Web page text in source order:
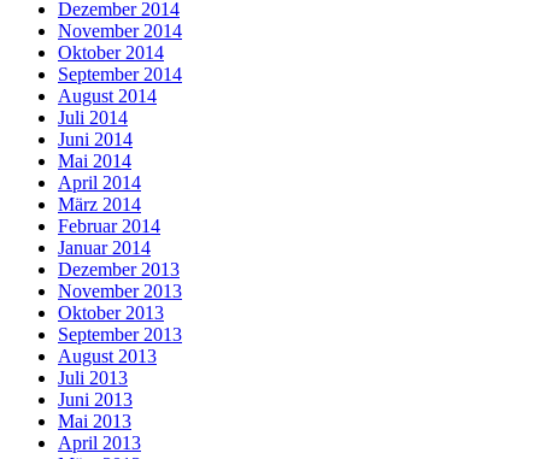
Dezember 2014
November 2014
Oktober 2014
September 2014
August 2014
Juli 2014
Juni 2014
Mai 2014
April 2014
März 2014
Februar 2014
Januar 2014
Dezember 2013
November 2013
Oktober 2013
September 2013
August 2013
Juli 2013
Juni 2013
Mai 2013
April 2013